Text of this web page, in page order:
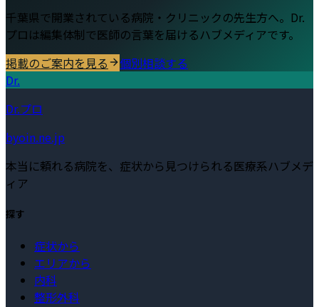
千葉県で開業されている病院・クリニックの先生方へ。Dr.
プロは編集体制で医師の言葉を届けるハブメディアです。
掲載のご案内を見る
個別相談する
Dr.
Dr.プロ
byoin.ne.jp
本当に頼れる病院を、症状から見つけられる医療系ハブメデ
ィア
探す
症状から
エリアから
内科
整形外科